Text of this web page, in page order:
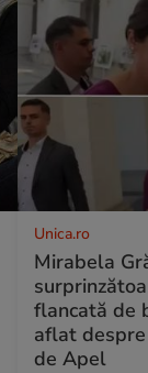
Unica.ro
Mirabela
flancată de
aflat
de Apel